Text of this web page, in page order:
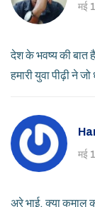
मई
देश के भवष्य की बात
हमारी युवा पीढ़ी ने
मई
अरे भाई, क्या कमाल